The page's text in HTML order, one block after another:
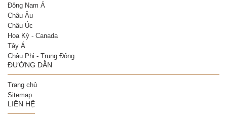
Đông Nam Á
Châu Âu
Châu Úc
Hoa Kỳ - Canada
Tây Á
Châu Phi - Trung Đông
ĐƯỜNG DẪN
Trang chủ
Sitemap
LIÊN HỆ